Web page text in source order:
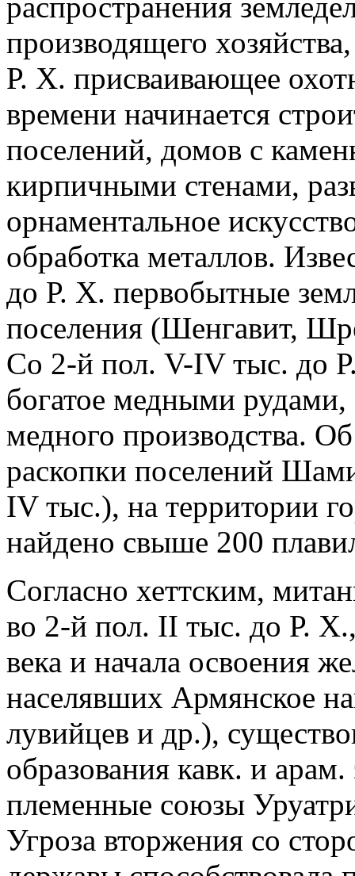
производящего
Р. Х. присваивающее
времени начинается
поселений, домов с
кирпичными стенами,
орнаментальное
обработка металлов.
до Р. Х. первобытные
поселения (Шенгавит,
Со 2-й пол. V-IV тыс. до
богатое медными
медного производства.
раскопки поселений
IV тыс.), на территории
найдено свыше 200
Согласно хеттским,
во 2-й пол. II тыс. до Р.
века и начала освоения
населявших Армянское
лувийцев и др.),
образования кавк. и арам.
племенные союзы
Угроза вторжения со